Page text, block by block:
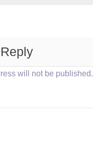
will not be published.